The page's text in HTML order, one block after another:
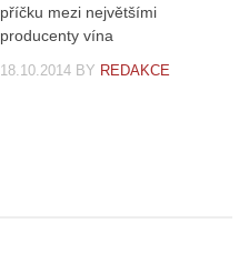
příčku mezi největšími
producenty vína
18.10.2014 BY REDAKCE